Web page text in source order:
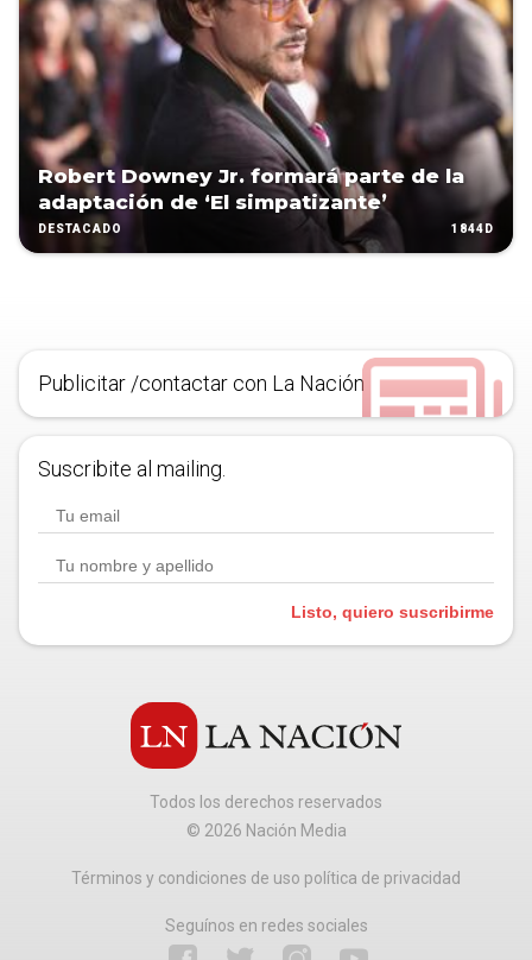
Robert Downey Jr. formará parte de la
adaptación de ‘El simpatizante’
DESTACADO 1844D
Publicitar /contactar con La Nación
Suscribite al mailing.
Listo, quiero suscribirme
Todos los derechos reservados
© 2026 Nación Media
Términos y condiciones de uso política de privacidad
Seguínos en redes sociales